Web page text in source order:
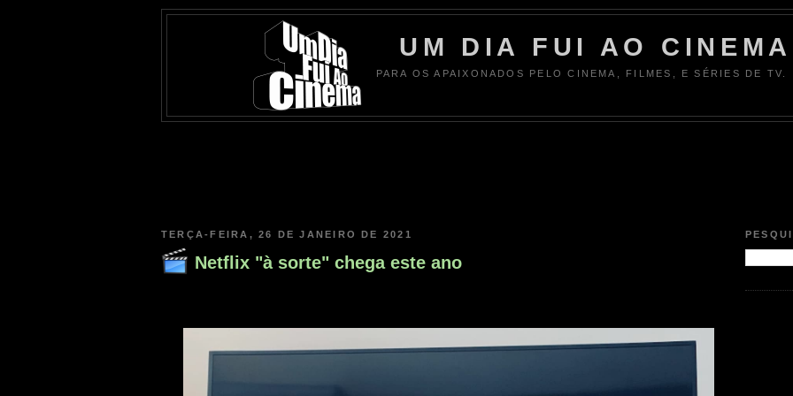
UM DIA FUI AO CINEMA
PARA OS APAIXONADOS PELO CINEMA, FILMES, E SÉRIES DE TV.
TERÇA-FEIRA, 26 DE JANEIRO DE 2021
Netflix "à sorte" chega este ano